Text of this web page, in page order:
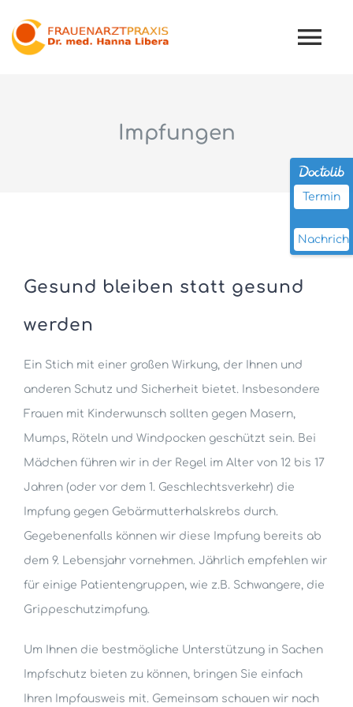
Inhalt
Leistungen
Impfungen
Gesund bleiben statt gesund
werden
Ein Stich mit einer großen Wirkung, der Ihnen und
anderen Schutz und Sicherheit bietet. Insbesondere
Frauen mit Kinderwunsch sollten gegen Masern,
Mumps, Röteln und Windpocken geschützt sein. Bei
Mädchen führen wir in der Regel im Alter von 12 bis 17
Jahren (oder vor dem 1. Geschlechtsverkehr) die
Impfung gegen Gebärmutterhalskrebs durch.
Gegebenenfalls können wir diese Impfung bereits ab
dem 9. Lebensjahr vornehmen. Jährlich empfehlen wir
für einige Patientengruppen, wie z.B. Schwangere, die
Grippeschutzimpfung.
Um Ihnen die bestmögliche Unterstützung in Sachen
Impfschutz bieten zu können, bringen Sie einfach
Ihren Impfausweis mit. Gemeinsam schauen wir nach
Termin
Nachricht